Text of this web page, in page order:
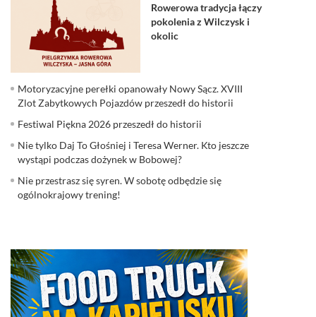
Rowerowa tradycja łączy
pokolenia z Wilczysk i
okolic
Motoryzacyjne perełki opanowały Nowy Sącz. XVIII
Zlot Zabytkowych Pojazdów przeszedł do historii
Festiwal Piękna 2026 przeszedł do historii
Nie tylko Daj To Głośniej i Teresa Werner. Kto jeszcze
wystąpi podczas dożynek w Bobowej?
Nie przestrasz się syren. W sobotę odbędzie się
ogólnokrajowy trening!